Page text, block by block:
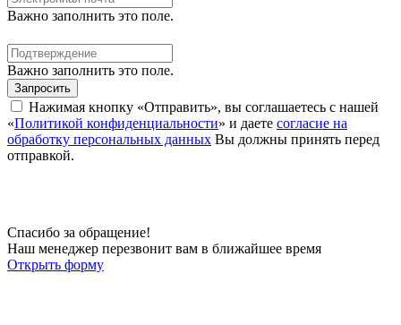
Важно заполнить это поле.
Важно заполнить это поле.
Запросить
Нажимая кнопку «Отправить», вы соглашаетесь с нашей
«Политикой конфиденциальности» и даете согласие на
обработку персональных данных Вы должны принять перед
отправкой.
Спасибо за обращение!
Наш менеджер перезвонит вам в ближайшее время
Открыть форму